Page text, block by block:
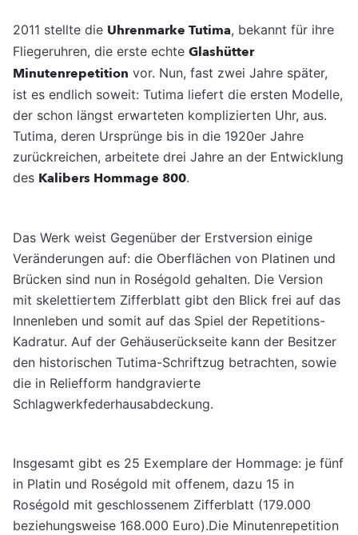
2011 stellte die Uhrenmarke Tutima, bekannt für ihre
Fliegeruhren, die erste echte Glashütter
Minutenrepetition vor. Nun, fast zwei Jahre später,
ist es endlich soweit: Tutima liefert die ersten Modelle,
der schon längst erwarteten komplizierten Uhr, aus.
Tutima, deren Ursprünge bis in die 1920er Jahre
zurückreichen, arbeitete drei Jahre an der Entwicklung
des Kalibers Hommage 800.
Das Werk weist Gegenüber der Erstversion einige
Veränderungen auf: die Oberflächen von Platinen und
Brücken sind nun in Roségold gehalten. Die Version
mit skelettiertem Zifferblatt gibt den Blick frei auf das
Innenleben und somit auf das Spiel der Repetitions-
Kadratur. Auf der Gehäuserückseite kann der Besitzer
den historischen Tutima-Schriftzug betrachten, sowie
die in Reliefform handgravierte
Schlagwerkfederhausabdeckung.
Insgesamt gibt es 25 Exemplare der Hommage: je fünf
in Platin und Roségold mit offenem, dazu 15 in
Roségold mit geschlossenem Zifferblatt (179.000
beziehungsweise 168.000 Euro).Die Minutenrepetition